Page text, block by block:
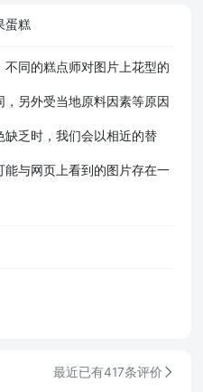
蛋糕
同的糕点师对图片上花型的
另外受当地原料因素等原因
乏时，我们会以相近的替
与网页上看到的图片存在一
最近已有417条评价